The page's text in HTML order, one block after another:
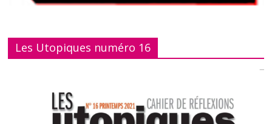
Les Utopiques numéro 16